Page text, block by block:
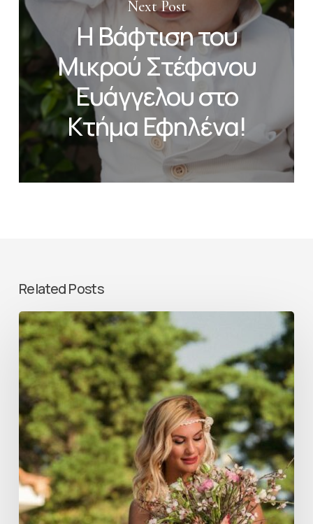
Next Post
Η Βάφτιση του
Μικρού Στέφανου
Ευάγγελου στο
Κτήμα Εφηλένα!
Related Posts